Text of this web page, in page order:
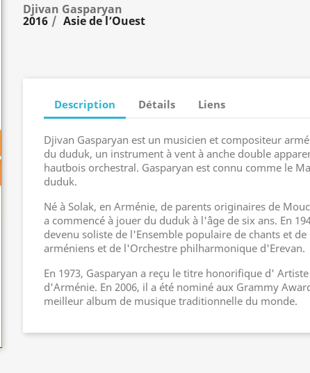
Djivan Gasparyan
2016 Asie de l’Ouest
Description Détails Liens
Djivan Gasparyan est un musicien et compositeur
du duduk, un instrument à vent à anche double
hautbois orchestral. Gasparyan est connu comme le
duduk.
Né à Solak, en Arménie, de parents originaires de
a commencé à jouer du duduk à l'âge de six ans. En
devenu soliste de l'Ensemble populaire de chants et de
arméniens et de l'Orchestre philharmonique d'Erevan.
En 1973, Gasparyan a reçu le titre honorifique d'
d'Arménie. En 2006, il a été nominé aux Grammy
meilleur album de musique traditionnelle du monde.